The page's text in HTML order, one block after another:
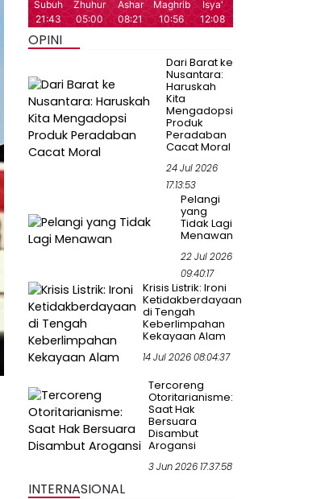
OPINI
Dari Barat ke
Nusantara:
Haruskah
Kita
Mengadopsi
Produk
Peradaban
Cacat Moral
24 Jul 2026
17:13:53
Pelangi
yang
Tidak Lagi
Menawan
22 Jul 2026
09:40:17
Krisis Listrik: Ironi
Ketidakberdayaan
di Tengah
Keberlimpahan
Kekayaan Alam
14 Jul 2026 08:04:37
Tercoreng
Otoritarianisme:
Saat Hak
Bersuara
Disambut
Arogansi
3 Jun 2026 17:37:58
INTERNASIONAL